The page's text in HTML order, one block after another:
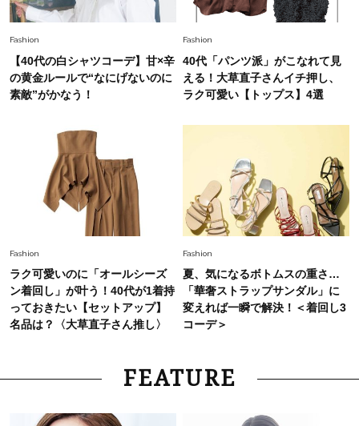
【最旬かごバッグ】6選
Fashion
【40代の白シャツコーデ】甘×辛
の黄金ルールで“なにげないのに
素敵”がかなう！
Fashion
40代「パンツ派」がこなれて見
える！大草直子さんイチ押し、
ラク可愛い【トップス】4選
Fashion
ラク可愛いのに「オールシーズ
ン着回し」が叶う！40代が1着持
っておきたい【セットアップ】
名品は？〈大草直子さん推し〉
Fashion
夏、気になるボトムスの重さ…
「華奢ストラップサンダル」に
変えれば一瞬で解決！＜着回し3
コーデ＞
FEATURE